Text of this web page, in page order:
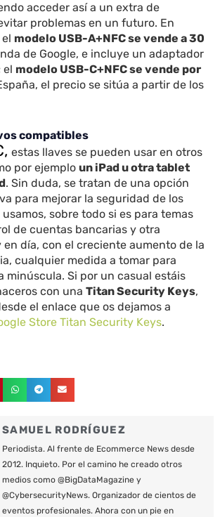
acceder así a un extra de
problemas en un futuro. En
modelo USB-A+NFC se vende a 30
de Google, e incluye un adaptador
el modelo USB-C+NFC se vende por
el precio se sitúa a partir de los
compatibles
estas llaves se pueden usar en otros
por ejemploun iPad u otra tablet
. Sin duda, se tratan de una opción
para mejorar la seguridad de los
sobre todo si es para temas
de cuentas bancarias y otra
en día, con el creciente aumento de la
cualquier medida a tomar para
minúscula. Si por un casual estáis
con unaTitan Security Keys,
el enlace que os dejamos a
Store Titan Security Keys.
SAMUEL RODRÍGUEZ
Periodista. Al frente de Ecommerce News desde
2012. Inquieto. Por el camino he creado otros
medios como @BigDataMagazine y
@CybersecurityNews. Organizador de cientos de
eventos profesionales. Ahora con un pie en